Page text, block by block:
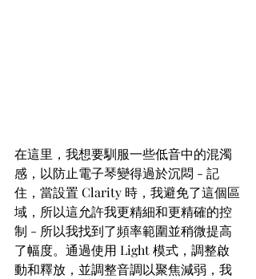
在這里，我想要馴服一些低音中的混濁
感，以防止電子琴變得過於沉悶 - 記
住，當設置 Clarity 時，我避免了這個區
域，所以這允許我更精細和更精確的控
制 - 所以我找到了頻率範圍並稍微提高
了幅度。通過使用 Light 模式，調整啟
動和釋放，並調整音調以聚焦減弱，我